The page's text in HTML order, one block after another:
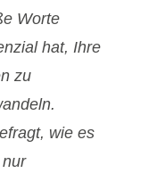
Worte
hat, Ihre
zu
wie es